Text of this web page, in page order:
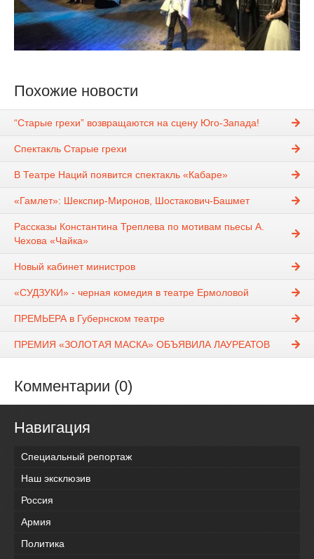
Похожие новости
“Старые грехи” возвращаются на сцену Юго-Запада!
Спектакль Старые грехи
В Театре Наций появится спектакль «Кабаре»
«Гамлет»: Шекспир-Миронов, Шостакович-Башмет
Рассказы Константина Треплева по мотивам пьесы А.
Чехова «Чайка»
Новый кабинет министров
«СУДЗУКИ» - черная комедия в театре Ермоловой
ПРЕМЬЕРА в Губернском театре
ПРЕМИЯ «ЗОЛОТАЯ МАСКА» ОБЪЯВИЛА ЛАУРЕАТОВ
Комментарии (0)
Навигация
Специальный репортаж
Наш эксклюзив
Россия
Армия
Политика